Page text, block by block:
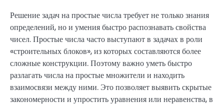
Решение задач на простые числа требует не только знания
определений, но и умения быстро распознавать свойства
чисел. Простые числа часто выступают в задачах в роли
«строительных блоков», из которых составляются более
сложные конструкции. Поэтому важно уметь быстро
разлагать числа на простые множители и находить
взаимосвязи между ними. Это позволяет выявить скрытые
закономерности и упростить уравнения или неравенства, в